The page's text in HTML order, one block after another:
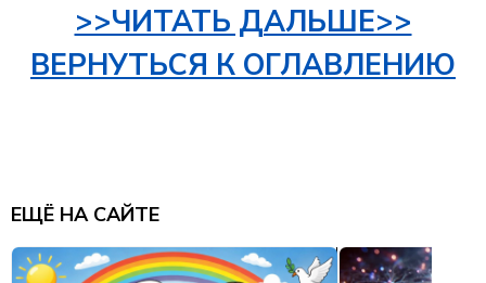
>>ЧИТАТЬ ДАЛЬШЕ>>
ВЕРНУТЬСЯ К ОГЛАВЛЕНИЮ
ЕЩЁ НА САЙТЕ